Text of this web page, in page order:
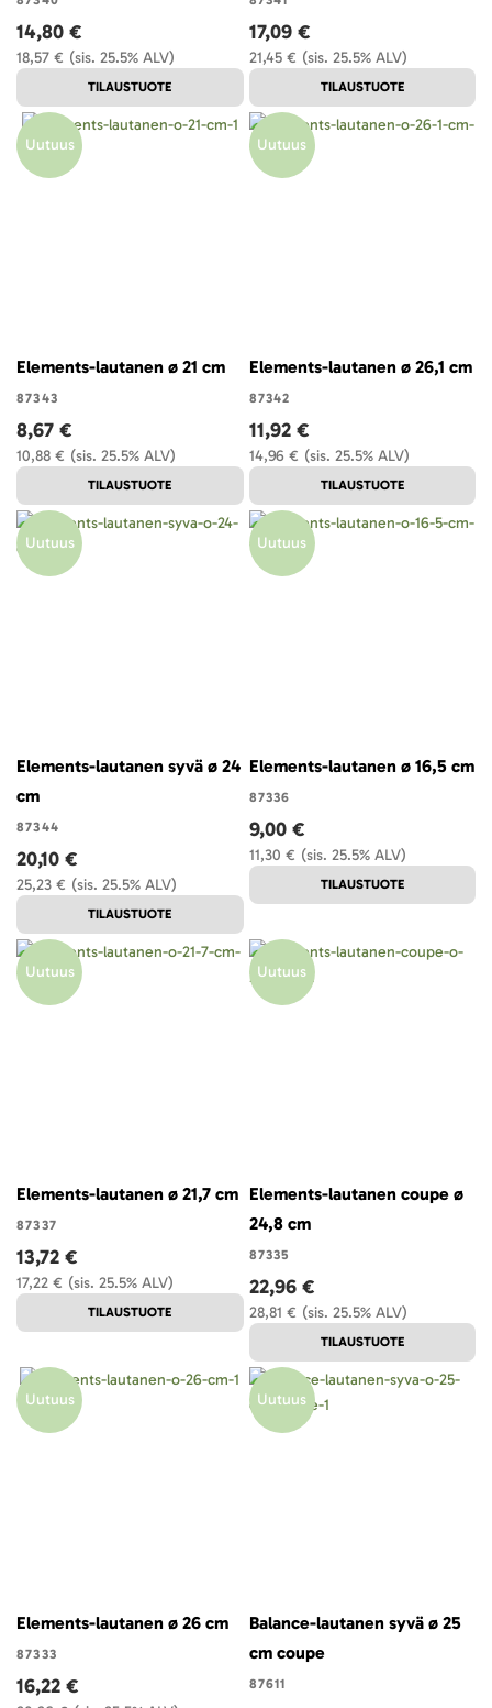
(sis. 25.5% ALV)
18,57 €
14,80 €
TILAUSTUOTE
(sis. 25.5% ALV)
21,45 €
17,09 €
TILAUSTUOTE
Uutuus
Elements-lautanen ø 21 cm
87343
(sis. 25.5% ALV)
10,88 €
8,67 €
TILAUSTUOTE
Uutuus
Elements-lautanen ø 26,1 cm
87342
(sis. 25.5% ALV)
14,96 €
11,92 €
TILAUSTUOTE
Uutuus
Elements-lautanen syvä ø 24
cm
87344
(sis. 25.5% ALV)
25,23 €
20,10 €
TILAUSTUOTE
Uutuus
Elements-lautanen ø 16,5 cm
87336
(sis. 25.5% ALV)
11,30 €
9,00 €
TILAUSTUOTE
Uutuus
Elements-lautanen ø 21,7 cm
87337
(sis. 25.5% ALV)
17,22 €
13,72 €
TILAUSTUOTE
Uutuus
Elements-lautanen coupe ø
24,8 cm
87335
(sis. 25.5% ALV)
28,81 €
22,96 €
TILAUSTUOTE
Uutuus
Elements-lautanen ø 26 cm
87333
16,22 €
Uutuus
Balance-lautanen syvä ø 25
cm coupe
87611